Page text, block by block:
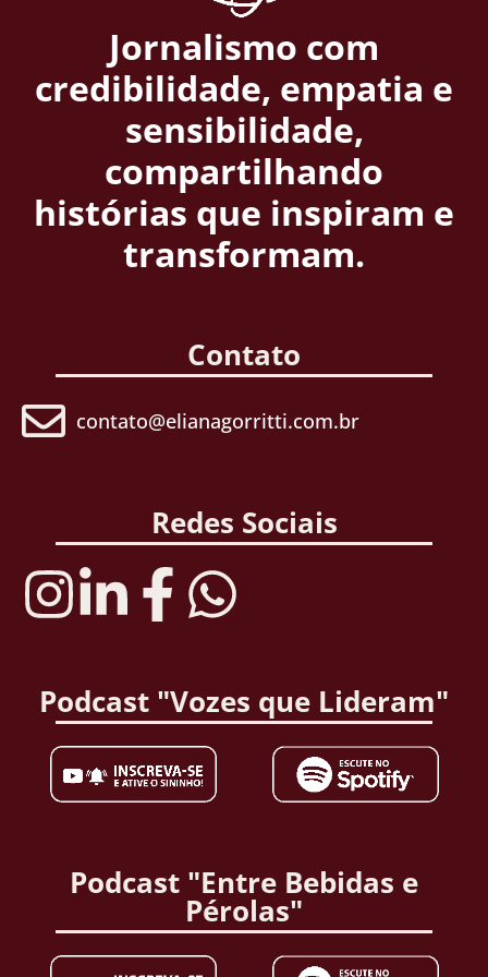
Jornalismo com
credibilidade, empatia e
sensibilidade,
compartilhando
histórias que inspiram e
transformam.
Contato
contato@elianagorritti.com.br
Redes Sociais
Podcast "Vozes que Lideram"
Podcast "Entre Bebidas e
Pérolas"